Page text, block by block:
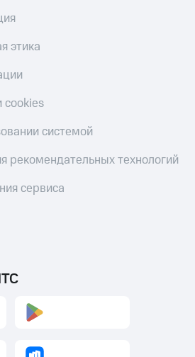
этика
cookies
системой
рекомендательных технологий
сервиса